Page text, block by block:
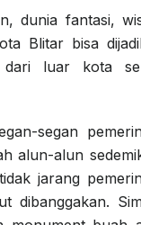
dunia fantasi,
Blitar bisa
luar kota
segan
alun-alun
jarang
dibanggakan.